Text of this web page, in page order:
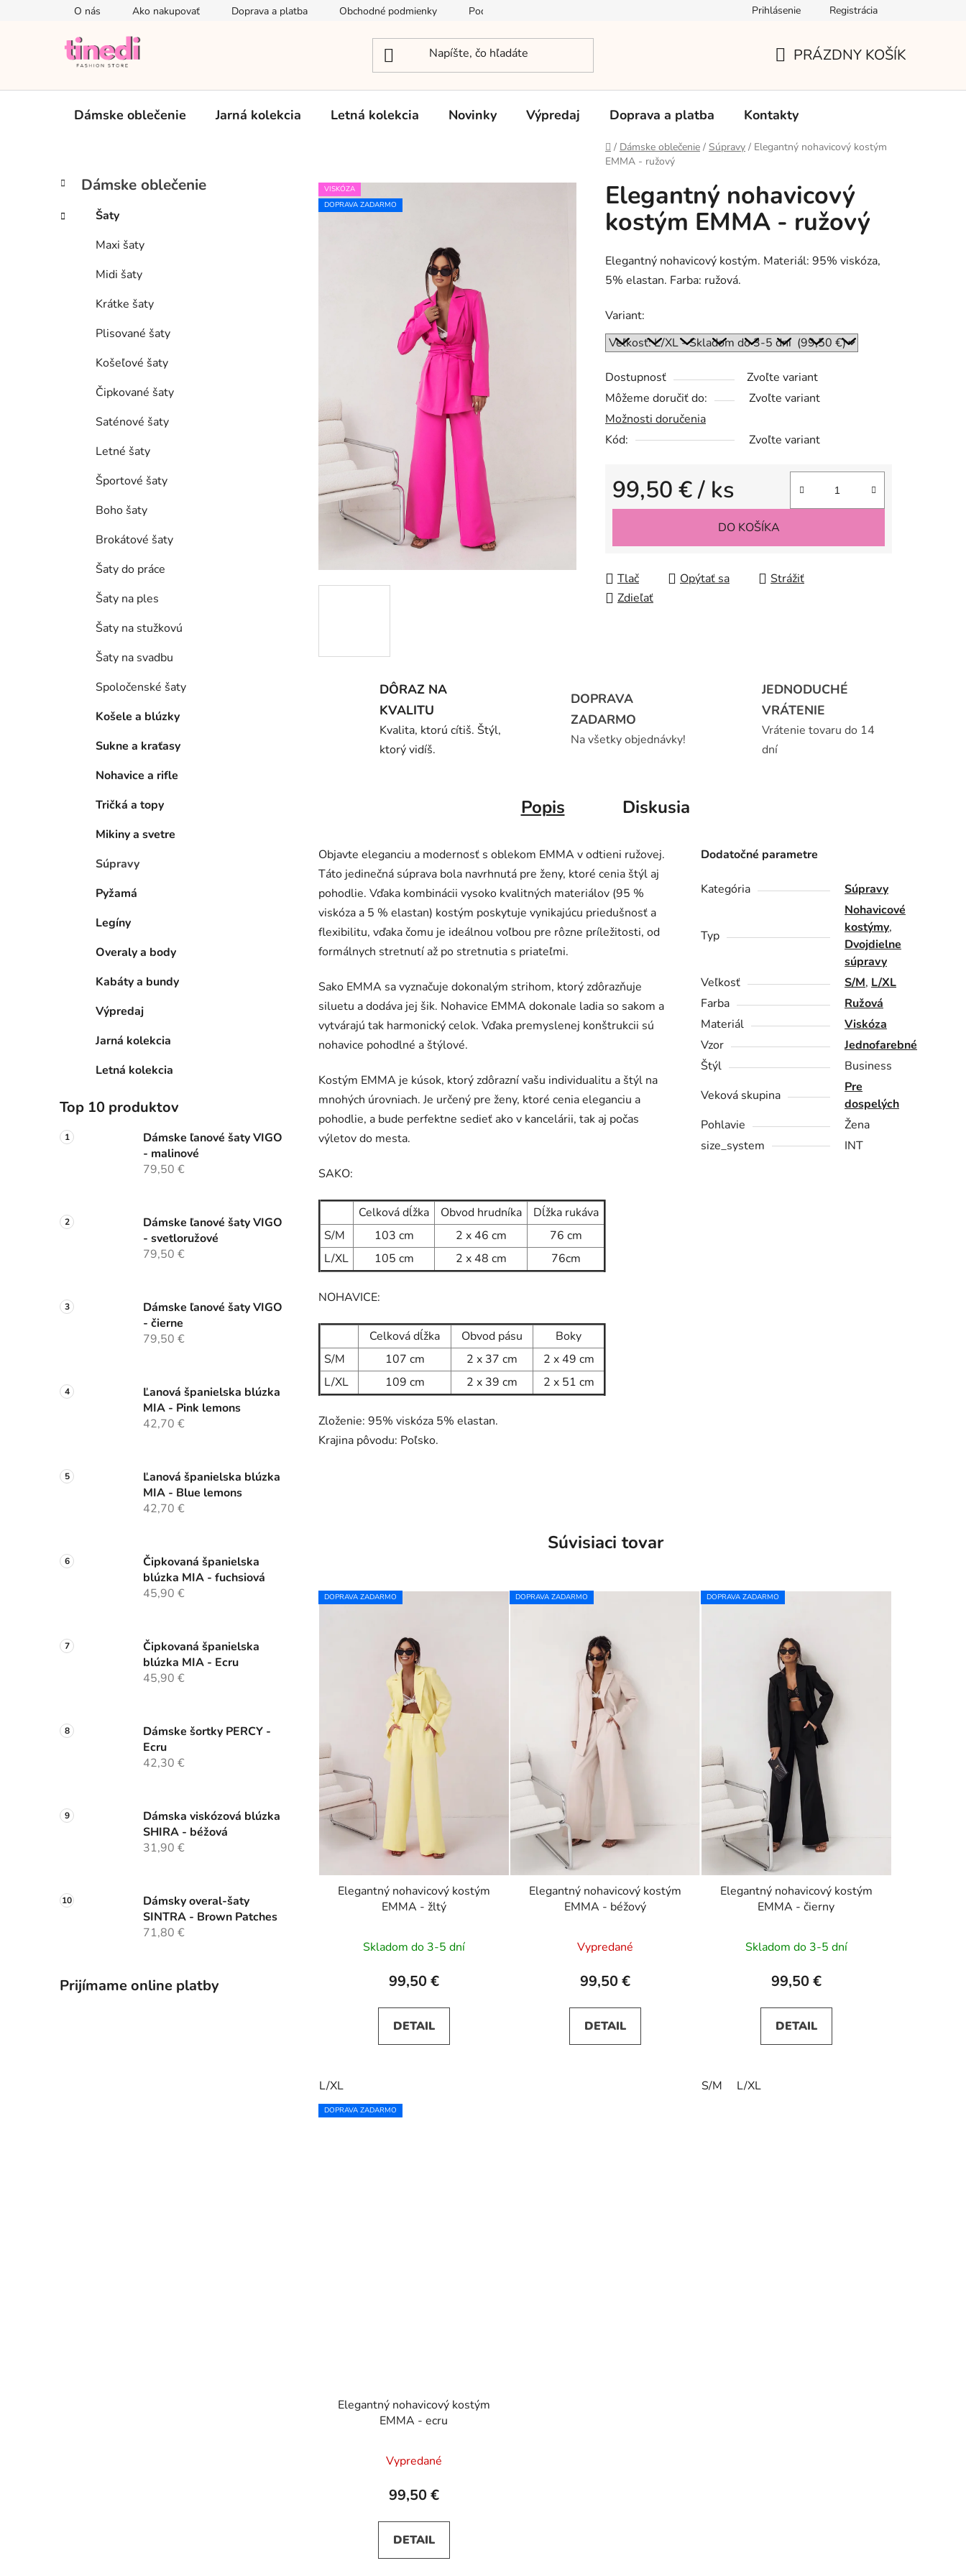
O nás Ako nakupovať Doprava a platba Obchodné podmienky Podmienky ochrany osobných údajov Používanie súborov Cookies Reklamačný poriadok
Prihlásenie Registrácia
KOŠÍK
PRÁZDNY KOŠÍK
Dámske oblečenie Jarná kolekcia Letná kolekcia Novinky Výpredaj Doprava a platba Kontakty
Domov
/ Dámske oblečenie / Súpravy / Elegantný nohavicový kostým
EMMA - ružový
B
č
Preskočiť
kategórie
K
a
e
Dámske oblečenie
Šaty
Maxi šaty
Midi šaty
Krátke šaty
Plisované šaty
Košeľové šaty
Čipkované šaty
Saténové šaty
Letné šaty
Športové šaty
Boho šaty
Brokátové šaty
Šaty do práce
Šaty na ples
Šaty na stužkovú
Šaty na svadbu
Spoločenské šaty
Košele a blúzky
Sukne a kraťasy
Nohavice a rifle
Tričká a topy
Mikiny a svetre
Súpravy
Pyžamá
Legíny
Overaly a body
Kabáty a bundy
Výpredaj
Jarná kolekcia
Letná kolekcia
Top 10 produktov
Dámske ľanové šaty VIGO
- malinové
79,50 €
Dámske ľanové šaty VIGO
- svetloružové
79,50 €
Dámske ľanové šaty VIGO
- čierne
79,50 €
Ľanová španielska blúzka
MIA - Pink lemons
42,70 €
Ľanová španielska blúzka
MIA - Blue lemons
42,70 €
Čipkovaná španielska
blúzka MIA - fuchsiová
45,90 €
Čipkovaná španielska
blúzka MIA - Ecru
45,90 €
Dámske šortky PERCY -
Ecru
42,30 €
Dámska viskózová blúzka
SHIRA - béžová
31,90 €
Dámsky overal-šaty
SINTRA - Brown Patches
71,80 €
Prijímame online platby
Elegantný nohavicový
kostým EMMA - ružový
Elegantný nohavicový kostým. Materiál: 95% viskóza,
5% elastan. Farba: ružová.
Variant:
Dostupnosť
Zvoľte variant
Môžeme doručiť do:
Zvoľte variant
Možnosti doručenia
Kód:
Zvoľte variant
99,50 €/ ks
Jednotková cena:
DO KOŠÍKA
Tlač Opýtať sa
Strážiť
Zdieľať
VISKÓZA
DOPRAVA ZADARMO
DÔRAZ NA
KVALITU
Kvalita, ktorú cítiš. Štýl,
ktorý vidíš.
DOPRAVA
ZADARMO
Na všetky objednávky!
JEDNODUCHÉ
VRÁTENIE
Vrátenie tovaru do 14
dní
Popis Diskusia
Objavte eleganciu a modernosť s oblekom EMMA v odtieni ružovej.
Táto jedinečná súprava bola navrhnutá pre ženy, ktoré cenia štýl aj
pohodlie. Vďaka kombinácii vysoko kvalitných materiálov (95 %
viskóza a 5 % elastan) kostým poskytuje vynikajúcu priedušnosť a
flexibilitu, vďaka čomu je ideálnou voľbou pre rôzne príležitosti, od
formálnych stretnutí až po stretnutia s priateľmi.
Sako EMMA sa vyznačuje dokonalým strihom, ktorý zdôrazňuje
siluetu a dodáva jej šik. Nohavice EMMA dokonale ladia so sakom a
vytvárajú tak harmonický celok. Vďaka premyslenej konštrukcii sú
nohavice pohodlné a štýlové.
Kostým EMMA je kúsok, ktorý zdôrazní vašu individualitu a štýl na
mnohých úrovniach. Je určený pre ženy, ktoré cenia eleganciu a
pohodlie, a bude perfektne sedieť ako v kancelárii, tak aj počas
výletov do mesta.
SAKO:
Celková dĺžka Obvod hrudníka
Dĺžka rukáva
S/M
103 cm 2 x 46 cm
76 cm
L/XL
105 cm 2 x 48 cm 76cm
NOHAVICE:
Celková dĺžka Obvod pásu
Boky
S/M
107 cm 2 x 37 cm
2 x 49 cm
L/XL
109 cm 2 x 39 cm 2 x 51 cm
Zloženie: 95% viskóza 5% elastan.
Krajina pôvodu: Poľsko.
Dodatočné parametre
Kategória Súpravy
Typ
Nohavicové
kostýmy,
Dvojdielne
súpravy
Veľkosť
S/M, L/XL
Farba
Ružová
Materiál
Viskóza
Vzor
Jednofarebné
Štýl
Business
Veková skupina
Pre
dospelých
Pohlavie
Žena
size_system
INT
Súvisiaci tovar
DOPRAVA ZADARMO
Elegantný nohavicový kostým
EMMA - žltý
Skladom do 3-5 dní
99,50 €
DETAIL
L/XL
DOPRAVA ZADARMO
Elegantný nohavicový kostým
EMMA - béžový
Vypredané
99,50 €
DETAIL
DOPRAVA ZADARMO
Elegantný nohavicový kostým
EMMA - čierny
Skladom do 3-5 dní
99,50 €
DETAIL
S/M L/XL
DOPRAVA ZADARMO
Elegantný nohavicový kostým
EMMA - ecru
Vypredané
99,50 €
DETAIL